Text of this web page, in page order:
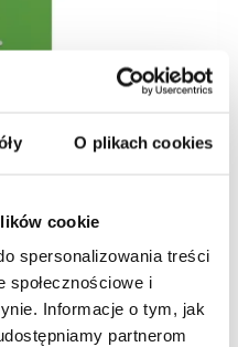
O plikach cookies
cookie
spersonalizowania treści
społecznościowe i
Informacje o tym, jak
partnerom